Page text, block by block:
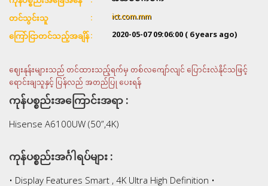
တင်သွင်းသူ ict.com.mm
ကြော်ငြာတင်သည့်အချိန် 2020-05-07 09:06:00( 6 years ago)
ဈေးနုန်းများသည် တင်ထားသည့်ရက်မှ တစ်လကျော်လျင် ပြောင်းလဲနိုင်သဖြင့်
ရောင်းချသူနှင့် ပြန်လည် အတည်ပြု ပေးရန်
ကုန်ပစ္စည်းအကြောင်းအရာ :
Hisense A6100UW (50”,4K)
ကုန်ပစ္စည်းအင်္ဂါရပ်များ :
• Display Features Smart , 4K Ultra High Definition •